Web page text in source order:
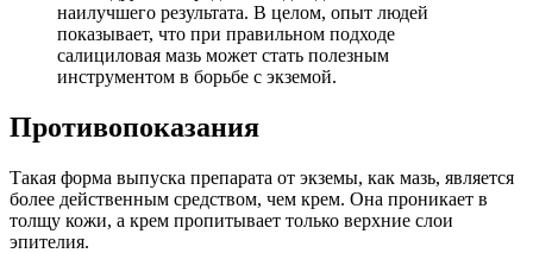
наилучшего результата. В целом, опыт людей
показывает, что при правильном подходе
салициловая мазь может стать полезным
инструментом в борьбе с экземой.
Противопоказания
Такая форма выпуска препарата от экземы, как мазь, является
более действенным средством, чем крем. Она проникает в
толщу кожи, а крем пропитывает только верхние слои
эпителия.